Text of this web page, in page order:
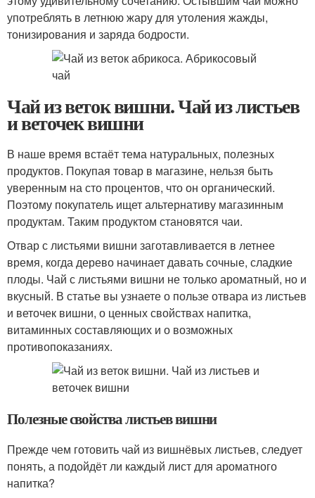
употреблять в летнюю жару для утоления жажды,
тонизирования и заряда бодрости.
Чай из веток вишни. Чай из листьев
и веточек вишни
В наше время встаёт тема натуральных, полезных
продуктов. Покупая товар в магазине, нельзя быть
уверенным на сто процентов, что он органический.
Поэтому покупатель ищет альтернативу магазинным
продуктам. Таким продуктом становятся чаи.
Отвар с листьями вишни заготавливается в летнее
время, когда дерево начинает давать сочные, сладкие
плоды. Чай с листьями вишни не только ароматный, но и
вкусный. В статье вы узнаете о пользе отвара из листьев
и веточек вишни, о ценных свойствах напитка,
витаминных составляющих и о возможных
противопоказаниях.
Полезные свойства листьев вишни
Прежде чем готовить чай из вишнёвых листьев, следует
понять, а подойдёт ли каждый лист для ароматного
напитка?